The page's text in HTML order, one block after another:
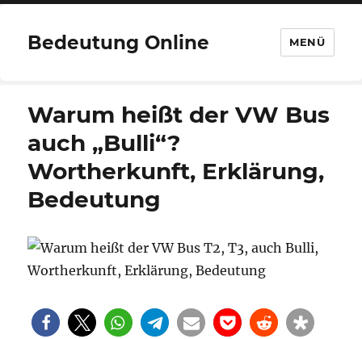
Bedeutung Online MENÜ
Warum heißt der VW Bus
auch „Bulli“?
Wortherkunft, Erklärung,
Bedeutung